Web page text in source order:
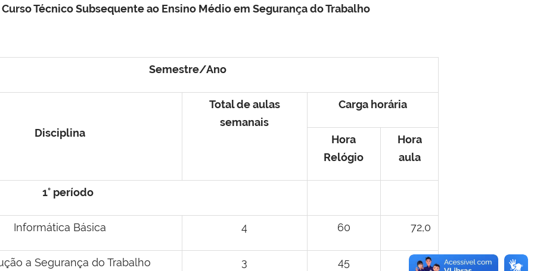
Técnico Subsequente ao Ensino Médio em Segurança do Trabalho
Semestre/Ano
Disciplina
Total de aulas
semanais
Carga horária
Hora
Relógio
Hora
aula
1° período
Informática Básica 4 60 72,0
a Segurança do Trabalho 3 45 54,0